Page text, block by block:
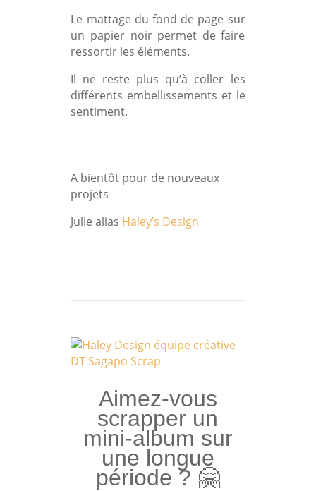
Le mattage du fond de page sur
un papier noir permet de faire
ressortir les éléments.
Il ne reste plus qu’à coller les
différents embellissements et le
sentiment.
A bientôt pour de nouveaux
projets
Julie alias Haley’s Design
Aimez-vous
scrapper un
mini-album sur
une longue
période? 🤗